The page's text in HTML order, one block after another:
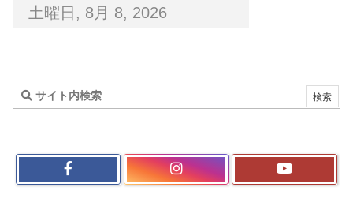
土曜日, 8月 8, 2026